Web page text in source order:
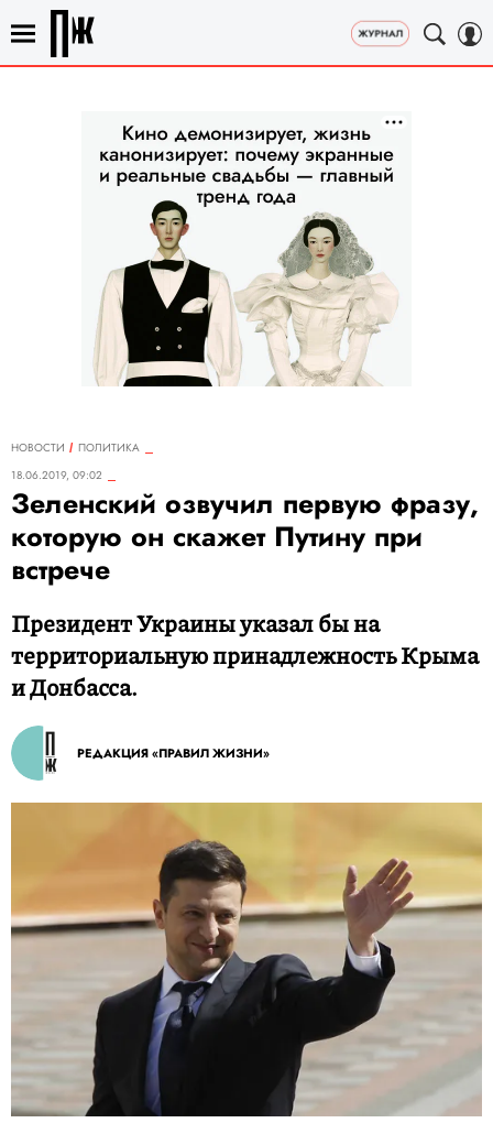
НОВОСТИ
ПОЛИТИКА
18.06.2019, 09:02
Зеленский озвучил первую фразу,
которую он скажет Путину при
встрече
Президент Украины указал бы на
территориальную принадлежность Крыма
и Донбасса.
РЕДАКЦИЯ «ПРАВИЛ ЖИЗНИ»